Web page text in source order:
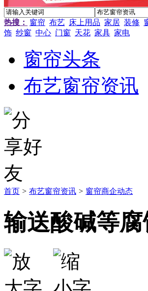
热搜： 窗帘 布艺 床上用品 家居 装修
饰 纱窗 中心 门窗 天花 家具 家电
窗帘头条
布艺窗帘资讯
首页 > 布艺窗帘资讯 > 窗帘商企动态
输送酸碱等